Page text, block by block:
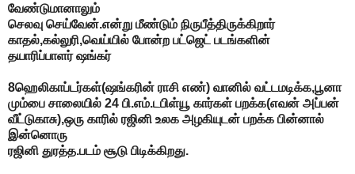
வேண்டுமானாலும்
செலவு செய்வேன்.என்று மீண்டும் நிருபீத்திருக்கிறார்
காதல்,கல்லுரி,வெய்யில் போன்ற பட்ஜெட் படங்களின்
தயாரிப்பாளர் ஷங்கர்
8ஹெலிகாப்டர்கள்(ஷங்கரின் ராசி எண்) வானில் வட்டமடிக்க,பூனா
மும்பை சாலையில் 24 பி.எம்.டபிள்யூ கார்கள் பறக்க(எவன் அப்பன்
வீட்டுகாசு),ஒரு காரில் ரஜினி உலக அழகியுடன் பறக்க பின்னால்
இன்னொரு
ரஜினி துரத்த.படம் சூடு பிடிக்கிறது.